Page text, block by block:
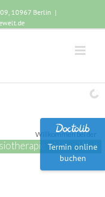
10967 Berlin |
Willkommen bei der
- Neue Welt
Termin online
buchen